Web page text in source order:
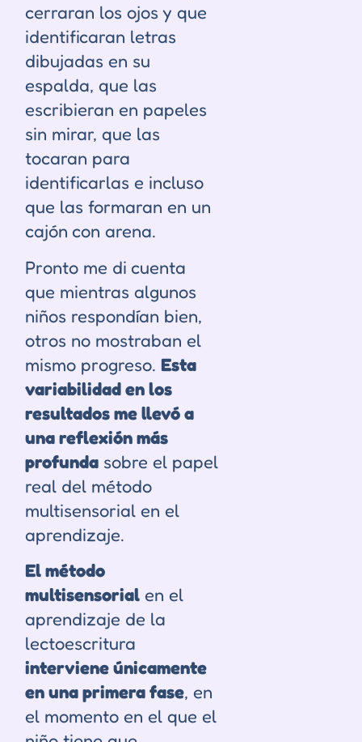
cerraran los ojos y que
identificaran letras
dibujadas en su
espalda, que las
escribieran en papeles
sin mirar, que las
tocaran para
identificarlas e incluso
que las formaran en un
cajón con arena.
Pronto me di cuenta
que mientras algunos
niños respondían bien,
otros no mostraban el
mismo progreso. Esta
variabilidad en los
resultados me llevó a
una reflexión más
profunda sobre el papel
real del método
multisensorial en el
aprendizaje.
El método
multisensorial en el
aprendizaje de la
lectoescritura
interviene únicamente
en una primera fase, en
el momento en el que el